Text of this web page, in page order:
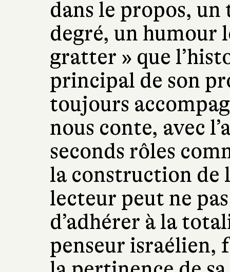
dans le propos, un
degré, un humour
gratter » que
principal de son
toujours
nous conte, avec
seconds rôles
la construction de
lecteur peut ne
d’adhérer à la
penseur israélien,